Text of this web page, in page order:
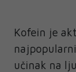
Kofein je
učinak na